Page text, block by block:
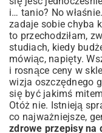
i… tanio? No
zadaje sobie chyba
to przechodziłam,
studiach, kiedy
mówiąc, napięty.
i rosnące ceny w
wizja oszczędnego
się być jakimś
Otóż nie. Istnieją
co najważniejsze,
zdrowe przepisy na